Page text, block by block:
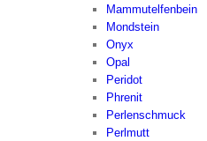
Mammutelfenbein
Mondstein
Onyx
Opal
Peridot
Phrenit
Perlenschmuck
Perlmutt